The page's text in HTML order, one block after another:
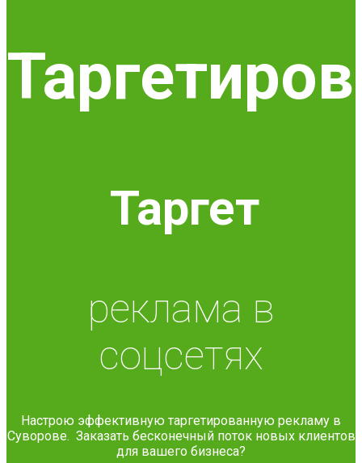
Таргет
реклама в
соцсетях
Настрою эффективную таргетированную рекламу в
Суворове. Заказать бесконечный поток новых клиентов
для вашего бизнеса?